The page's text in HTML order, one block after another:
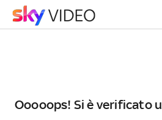
Ooooops! Si è verificato